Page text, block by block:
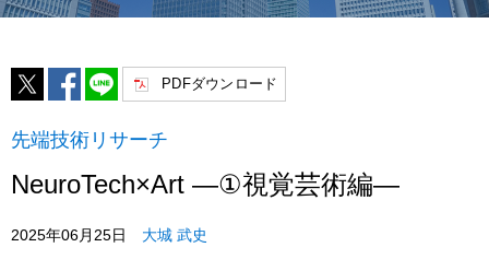
PDFダウンロード
先端技術リサーチ
NeuroTech×Art ―①視覚芸術編―
2025年06月25日 大城 武史